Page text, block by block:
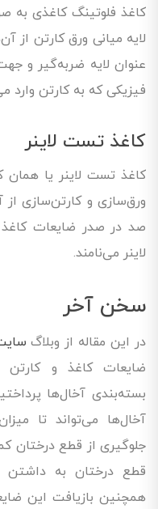
کاغذ فلوتینگ کاغذی به
لایه میانی ورق کارتن از
عنوان لایه ضربه‌گیر و
فیزیکی که به کارتن وارد
کاغذ تست لاینر
کاغذ تست لاینر یا
ورق‌سازی و کارتن‌سازی
صد در صدر ضایعات
لاینر می‌نامند.
سخن آخر
در این مقاله از وبلاگ
ضایعات کاغذ و
بسته‌بندی آخال‌ها
آخال‌ها می‌تواند تا
جلوگیری از قطع درختان
قطع درختان به
همچنین بازیافت این